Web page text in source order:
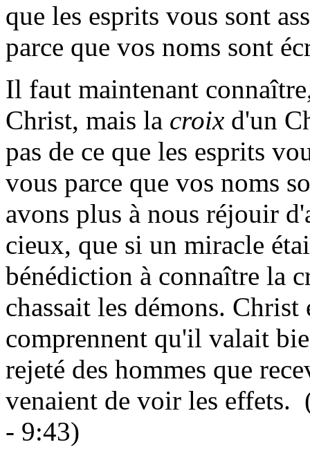
que les esprits vous sont
parce que vos noms sont
Il faut maintenant
Christ, mais la croix d'un
pas de ce que les esprits
vous parce que vos noms
avons plus à nous réjouir
cieux, que si un miracle
bénédiction à connaître la
chassait les démons.
comprennent qu'il valait
rejeté des hommes que
venaient de voir les effets.
- 9:43)